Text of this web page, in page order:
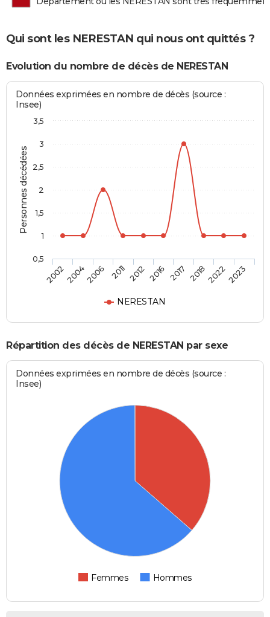
Qui sont les NERESTAN qui nous ont quittés ?
Evolution du nombre de décès de NERESTAN
Personnes décédées
Données exprimées en nombre de décès (source :
Insee)
NERESTAN
200220042006 2011 2012 2016 2017 201820222023
0,5
1
1,5
2
2,5
3
3,5
Répartition des décès de NERESTAN par sexe
Données exprimées en nombre de décès (source :
Insee)
Femmes Hommes